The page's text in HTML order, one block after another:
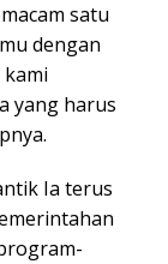
satu
dengan
yang harus
Ia terus